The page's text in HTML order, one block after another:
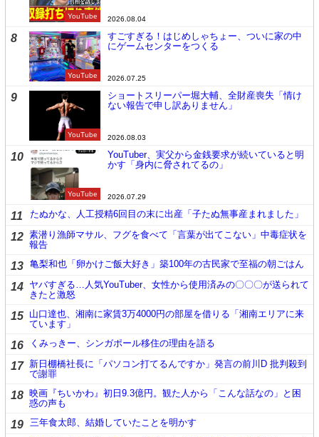
YouTube 2026.08.04
8
YouTube
すごすぎる！はじめしゃちょー、ついに家の中
にゲームセンターをつくる
2026.07.25
9
YouTube
ショートスリーパー堀大輔、全財産喪失「情け
ない報告で申し訳ありません」
2026.08.03
10
YouTube
YouTuber、実父から金銭要求が続いていると明
かす「身内に脅されてるの」
2026.07.29
11 たぬかな、人工授精6回目の末に出産「子たぬ無事産まれました」
12 素潜り漁師マサル、フグを食べて「言葉が出てこない」中毒症状を
報告
13 亀梨和也「卵かけご飯大好き」築100年の古民家で至福の朝ごはん
14 ヤバすぎる…人気YouTuber、女性から使用済みの〇〇〇が送られて
きたと激怒
15 山口達也、湘南に家賃3万4000円の部屋を借りる「湘南エリアに来
ています」
16 くみっきー、シンガポール移住の理由を語る
17 新日棚橋社長に「パソコン打てるんですか」発言の前川D 批判殺到
で謝罪
18 映画『ちいかわ』初日9.3億円。観た人から「こんな話なの」と困
惑の声も
19 三年食太郎、結婚していたことを明かす